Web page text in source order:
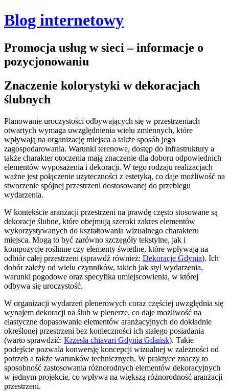
Blog internetowy
Promocja usług w sieci – informacje o
pozycjonowaniu
Znaczenie kolorystyki w dekoracjach
ślubnych
Planowanie uroczystości odbywających się w przestrzeniach
otwartych wymaga uwzględnienia wielu zmiennych, które
wpływają na organizację miejsca a także sposób jego
zagospodarowania. Warunki terenowe, dostęp do infrastruktury a
także charakter otoczenia mają znaczenie dla doboru odpowiednich
elementów wyposażenia i dekoracji. W tego rodzaju realizacjach
ważne jest połączenie użyteczności z estetyką, co daje możliwość na
stworzenie spójnej przestrzeni dostosowanej do przebiegu
wydarzenia.
W kontekście aranżacji przestrzeni na prawdę często stosowane są
dekoracje ślubne, które obejmują szeroki zakres elementów
wykorzystywanych do kształtowania wizualnego charakteru
miejsca. Mogą to być zarówno szczegóły tekstylne, jak i
kompozycje roślinne czy elementy świetlne, które wpływają na
odbiór całej przestrzeni (sprawdź również: Dekoracje Gdynia). Ich
dobór zależy od wielu czynników, takich jak styl wydarzenia,
warunki pogodowe oraz specyfika umiejscowienia, w której
odbywa się uroczystość.
W organizacji wydarzeń plenerowych coraz częściej uwzględnia się
wynajem dekoracji na ślub w plenerze, co daje możliwość na
elastyczne dopasowanie elementów aranżacyjnych do dokładnie
określonej przestrzeni bez konieczności ich stałego posiadania
(warto sprawdzić: Krzesła chiavari Gdynia Gdańsk). Takie
podejście pozwala konwersję koncepcji wizualnej w zależności od
potrzeb a także warunków technicznych. W praktyce znaczy to
sposobność zastosowania różnorodnych elementów dekoracyjnych
w jednym projekcie, co wpływa na większą różnorodność aranżacji
przestrzeni.